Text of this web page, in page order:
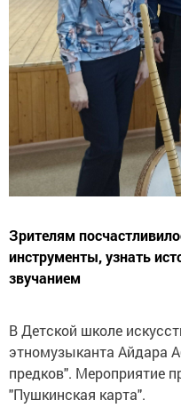
Зрителям
инструменты, узнать
звучанием
В Детской школе
этномузыканта Айдара
предков". Мероприятие
"Пушкинская карта".